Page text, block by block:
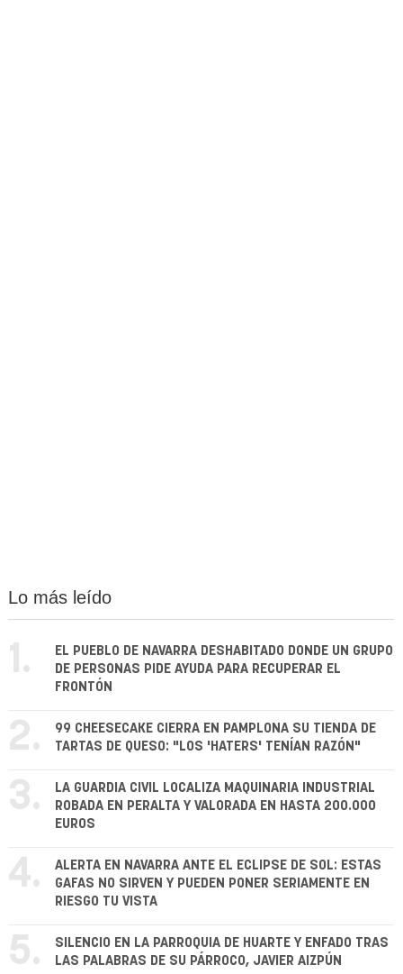
Lo más leído
1.
EL PUEBLO DE NAVARRA DESHABITADO DONDE UN GRUPO
DE PERSONAS PIDE AYUDA PARA RECUPERAR EL
FRONTÓN
2.
99 CHEESECAKE CIERRA EN PAMPLONA SU TIENDA DE
TARTAS DE QUESO: "LOS 'HATERS' TENÍAN RAZÓN"
3.
LA GUARDIA CIVIL LOCALIZA MAQUINARIA INDUSTRIAL
ROBADA EN PERALTA Y VALORADA EN HASTA 200.000
EUROS
4.
ALERTA EN NAVARRA ANTE EL ECLIPSE DE SOL: ESTAS
GAFAS NO SIRVEN Y PUEDEN PONER SERIAMENTE EN
RIESGO TU VISTA
5.
SILENCIO EN LA PARROQUIA DE HUARTE Y ENFADO TRAS
LAS PALABRAS DE SU PÁRROCO, JAVIER AIZPÚN